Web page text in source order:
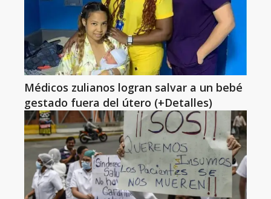
Médicos zulianos logran salvar a un bebé
gestado fuera del útero (+Detalles)